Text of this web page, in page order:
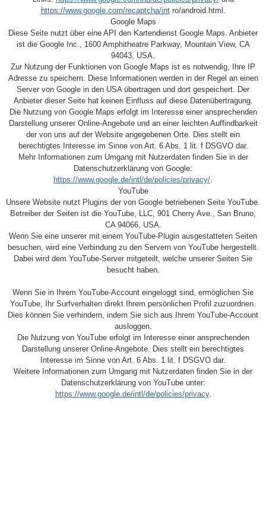
https://www.google.com/recaptcha/intro/android.html.
Google Maps
Diese Seite nutzt über eine API den Kartendienst Google Maps. Anbieter
ist die Google Inc., 1600 Amphitheatre Parkway, Mountain View, CA
94043, USA.
Zur Nutzung der Funktionen von Google Maps ist es notwendig, Ihre IP
Adresse zu speichern. Diese Informationen werden in der Regel an einen
Server von Google in den USA übertragen und dort gespeichert. Der
Anbieter dieser Seite hat keinen Einfluss auf diese Datenübertragung.
Die Nutzung von Google Maps erfolgt im Interesse einer ansprechenden
Darstellung unserer Online-Angebote und an einer leichten Auffindbarkeit
der von uns auf der Website angegebenen Orte. Dies stellt ein
berechtigtes Interesse im Sinne von Art. 6 Abs. 1 lit. f DSGVO dar.
Mehr Informationen zum Umgang mit Nutzerdaten finden Sie in der
Datenschutzerklärung von Google:
https://www.google.de/intl/de/policies/privacy/.
YouTube
Unsere Website nutzt Plugins der von Google betriebenen Seite YouTube.
Betreiber der Seiten ist die YouTube, LLC, 901 Cherry Ave., San Bruno,
CA 94066, USA.
Wenn Sie eine unserer mit einem YouTube-Plugin ausgestatteten Seiten
besuchen, wird eine Verbindung zu den Servern von YouTube hergestellt.
Dabei wird dem YouTube-Server mitgeteilt, welche unserer Seiten Sie
besucht haben.
Wenn Sie in Ihrem YouTube-Account eingeloggt sind, ermöglichen Sie
YouTube, Ihr Surfverhalten direkt Ihrem persönlichen Profil zuzuordnen.
Dies können Sie verhindern, indem Sie sich aus Ihrem YouTube-Account
ausloggen.
Die Nutzung von YouTube erfolgt im Interesse einer ansprechenden
Darstellung unserer Online-Angebote. Dies stellt ein berechtigtes
Interesse im Sinne von Art. 6 Abs. 1 lit. f DSGVO dar.
Weitere Informationen zum Umgang mit Nutzerdaten finden Sie in der
Datenschutzerklärung von YouTube unter:
https://www.google.de/intl/de/policies/privacy.